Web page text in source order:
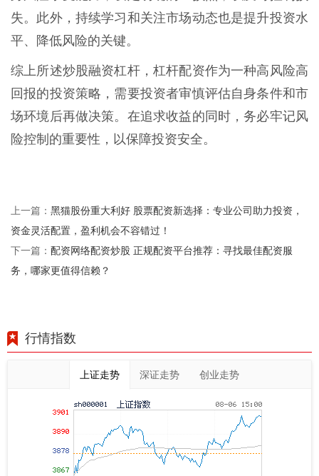
失。此外，持续学习和关注市场动态也是提升投资水
平、降低风险的关键。
综上所述炒股融资杠杆，杠杆配资作为一种高风险高
回报的投资策略，需要投资者审慎评估自身条件和市
场环境后再做决策。在追求收益的同时，务必牢记风
险控制的重要性，以保障投资安全。
上一篇： 黑猫股份重大利好 股票配资新选择：专业公司助力投资，
资金灵活配置，盈利机会不容错过！
下一篇： 配资网络配资炒股 正规配资平台推荐：寻找最佳配资服
务，哪家更值得信赖？
行情指数
上证走势 深证走势 创业走势